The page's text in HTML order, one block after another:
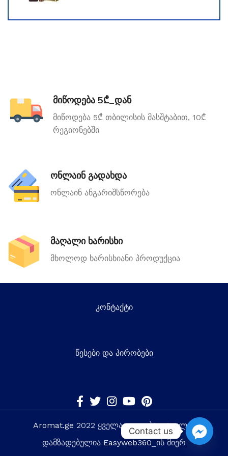
მიწოდება 5₾_დან
მიწოდება 5₾ თბილისის მასშტაბით, 10₾
რეგიონებში
ონლაინ გადახდა
ონლაინ ანგარიშსწორება
მაღალი ხარისხი
მხოლოდ ხარისხიანი პროდუქცია
კონტაქტი
წესები და პირობები
Aromat.ge 2022 ყველა უფლება დაცულია
დამზადებულია Easyweb360_ის მიერ
Contact us